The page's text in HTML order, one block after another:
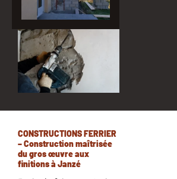
CONSTRUCTIONS FERRIER
– Construction maîtrisée
du gros œuvre aux
finitions à Janzé